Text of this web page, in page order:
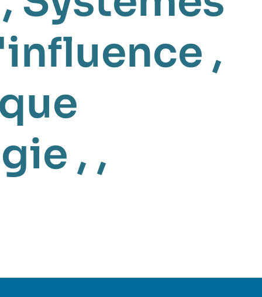
,
, ,